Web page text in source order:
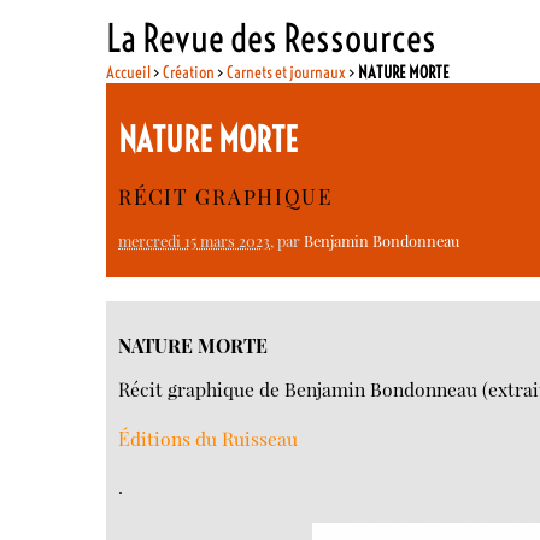
La Revue des Ressources
Accueil>Création >Carnets et journaux > NATURE MORTE
NATURE MORTE
RÉCIT GRAPHIQUE
mercredi 15 mars 2023, parBenjamin Bondonneau
NATURE MORTE
Récit graphique de Benjamin Bondonneau
Éditions du Ruisseau
.